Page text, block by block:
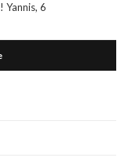
Yannis, 6